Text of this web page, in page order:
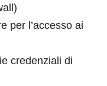
per l’accesso ai
credenziali di